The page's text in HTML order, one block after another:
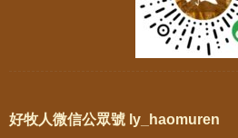
好牧人微信公眾號 ly_haomuren